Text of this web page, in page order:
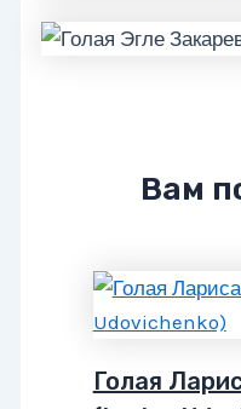
Вам
Голая